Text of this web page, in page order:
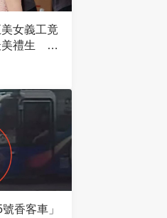
女義工竟
美禮生 一
香客車」